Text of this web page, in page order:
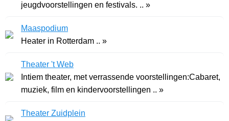
jeugdvoorstellingen en festivals. .. »
Maaspodium
Heater in Rotterdam .. »
Theater 't Web
Intiem theater, met verrassende voorstellingen:Cabaret,
muziek, film en kindervoorstellingen .. »
Theater Zuidplein